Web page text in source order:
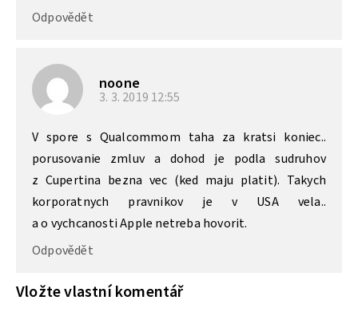
Odpovědět
noone
3. 3. 2019 12:55
V spore s Qualcommom taha za kratsi koniec..
porusovanie zmluv a dohod je podla sudruhov
z Cupertina bezna vec (ked maju platit). Takych
korporatnych pravnikov je v USA vela..
a o vychcanosti Apple netreba hovorit.
Odpovědět
Vložte vlastní komentář